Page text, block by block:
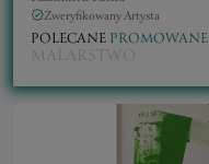
Zweryfikowany Artysta
POLECANE PROMOWANE
MALARSTWO